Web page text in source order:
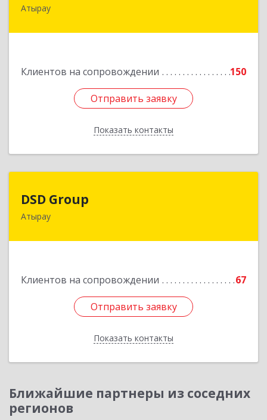
Атырау
Клиентов на сопровождении 150
Отправить заявку
Показать контакты
Отправить заявку
Назад
DSD Group
Атырау
Клиентов на сопровождении 67
Отправить заявку
Показать контакты
060007, Республика Казахстан, Атырауская
Отправить заявку
Назад
Ближайшие партнеры из соседних
регионов